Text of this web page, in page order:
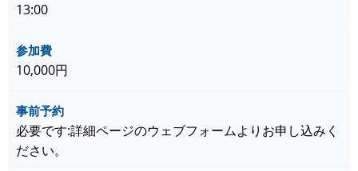
13:00
参加費
10,000円
事前予約
必要です:詳細ページのウェブフォームよりお申し込みく
ださい。